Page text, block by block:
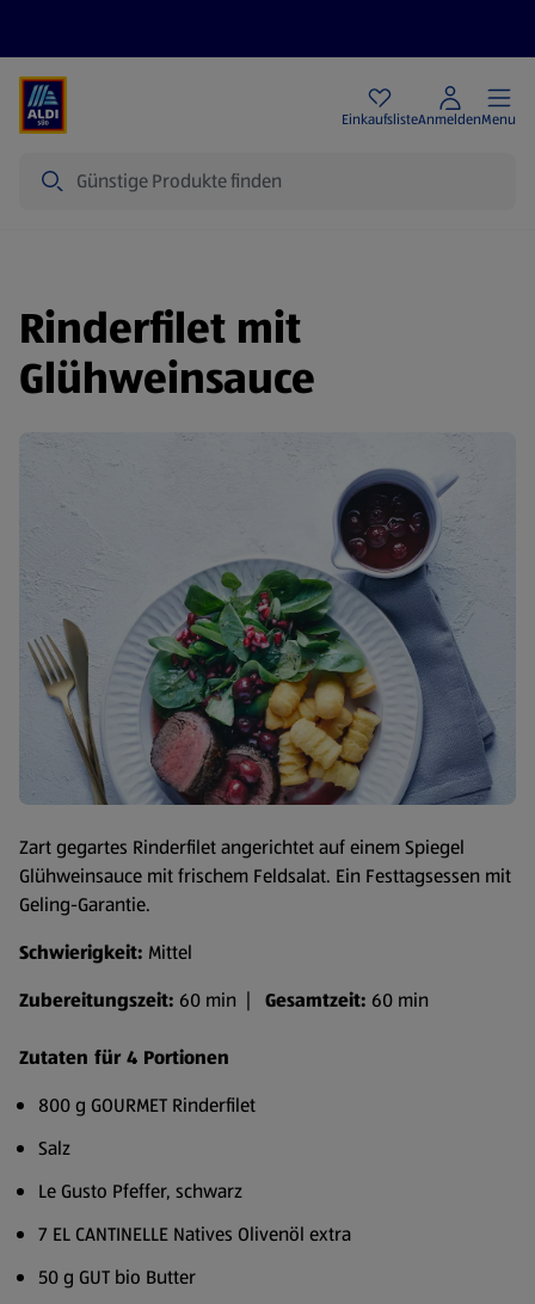
EinkaufslisteAnmeldenMenu
Rinderfilet mit
Glühweinsauce
Zart gegartes Rinderfilet angerichtet auf einem Spiegel
Glühweinsauce mit frischem Feldsalat. Ein Festtagsessen mit
Geling-Garantie.
Schwierigkeit: Mittel
Zubereitungszeit: 60 min | Gesamtzeit: 60 min
Zutaten für 4 Portionen
800 g GOURMET Rinderfilet
Salz
Le Gusto Pfeffer, schwarz
7 EL CANTINELLE Natives Olivenöl extra
50 g GUT bio Butter